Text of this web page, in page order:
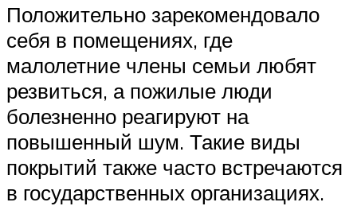
Положительно зарекомендовало
себя в помещениях, где
малолетние члены семьи любят
резвиться, а пожилые люди
болезненно реагируют на
повышенный шум. Такие виды
покрытий также часто встречаются
в государственных организациях.